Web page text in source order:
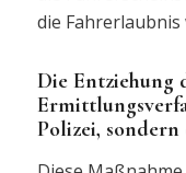
die Fahrerlaubnis
Die Entziehung
Polizei,